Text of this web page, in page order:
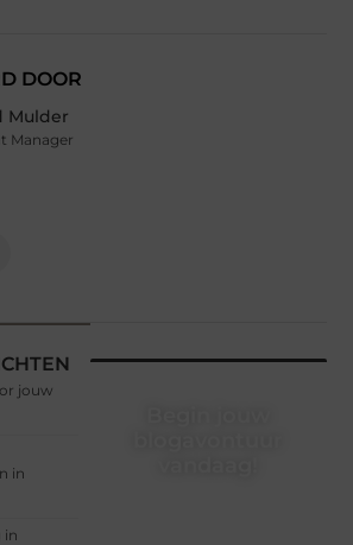
DOOR
Mulder
Manager
jouw
in
in